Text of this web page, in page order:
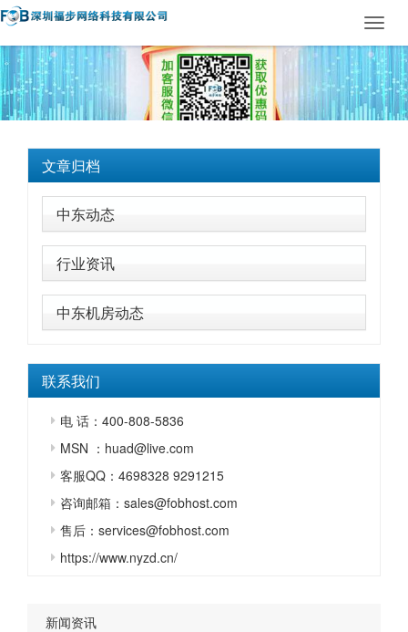
文章归档
中东动态
行业资讯
中东机房动态
联系我们
电 话：400-808-5836
MSN ：huad@live.com
客服QQ：4698328 9291215
咨询邮箱：sales@fobhost.com
售后：services@fobhost.com
https://www.nyzd.cn/
新闻资讯